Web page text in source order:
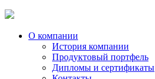
О компании
История компании
Продуктовый портфель
Дипломы и сертификаты